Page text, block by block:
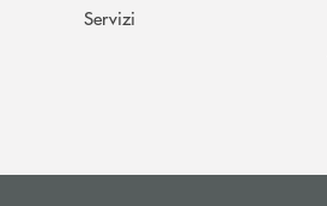
Servizi